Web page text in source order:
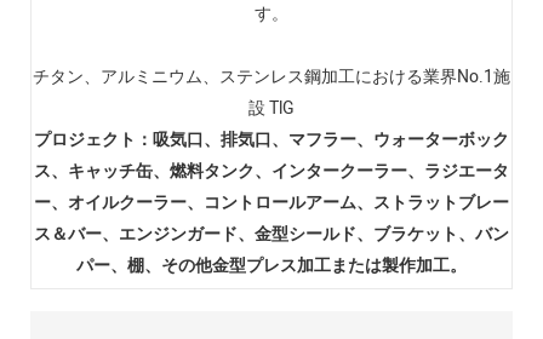
す。
チタン、アルミニウム、ステンレス鋼加工における業界No.1施
設 TlG
プロジェクト：吸気口、排気口、マフラー、ウォーターボック
ス、キャッチ缶、燃料タンク、インタークーラー、ラジエータ
ー、オイルクーラー、コントロールアーム、ストラットブレー
ス＆バー、エンジンガード、金型シールド、ブラケット、バン
パー、棚、その他金型プレス加工または製作加工。